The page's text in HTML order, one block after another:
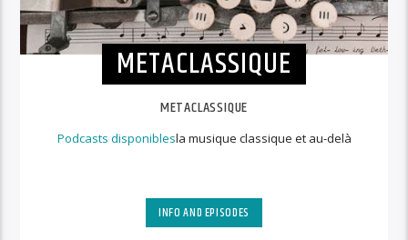
METACLASSIQUE
METACLASSIQUE
Podcasts disponiblesla musique classique et au-delà
INFO AND EPISODES